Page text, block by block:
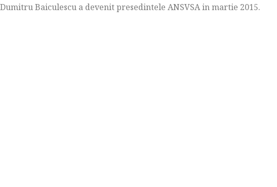
Dumitru Baiculescu a devenit presedintele ANSVSA in martie 2015.